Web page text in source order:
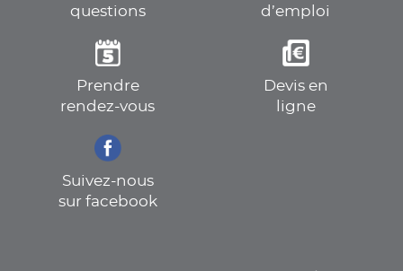
questions
d’emploi
Prendre
rendez-vous
Devis en
ligne
Suivez-nous
sur facebook